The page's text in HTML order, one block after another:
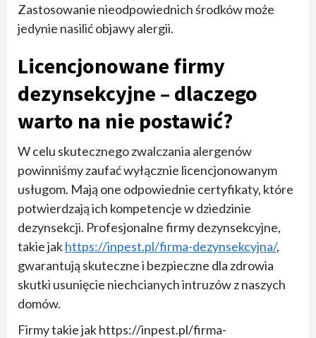
Zastosowanie nieodpowiednich środków może
jedynie nasilić objawy alergii.
Licencjonowane firmy
dezynsekcyjne – dlaczego
warto na nie postawić?
W celu skutecznego zwalczania alergenów
powinniśmy zaufać wyłącznie licencjonowanym
usługom. Mają one odpowiednie certyfikaty, które
potwierdzają ich kompetencje w dziedzinie
dezynsekcji. Profesjonalne firmy dezynsekcyjne,
takie jakhttps://inpest.pl/firma-dezynsekcyjna/,
gwarantują skuteczne i bezpieczne dla zdrowia
skutki usunięcie niechcianych intruzów z naszych
domów.
Firmy takie jak https://inpest.pl/firma-